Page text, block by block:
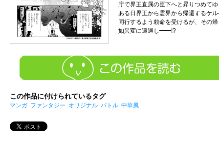
庁で界王直属の臣下へと昇りつめて
ある日界王から霊界から帰還するケ
同行するよう勅命を受けるが、その
如異変に遭遇し━━!?
この作品に付けられているタグ
マンガ ファンタジー オリジナル バトル 中華風